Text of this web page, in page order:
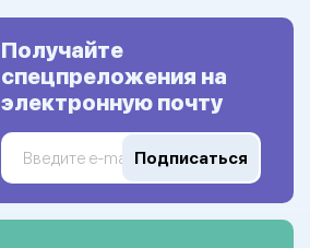
Получайте
спецпреложения на
электронную почту
Подписаться